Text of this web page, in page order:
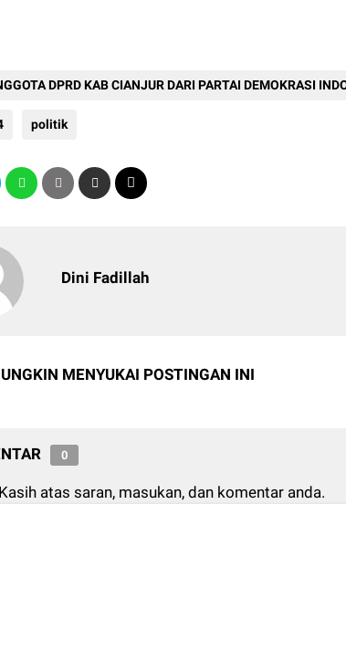
DPRD KAB CIANJUR DARI PARTAI DEMOKRASI
politik
Dini Fadillah
MENYUKAI POSTINGAN INI
0
atas saran, masukan, dan komentar anda.